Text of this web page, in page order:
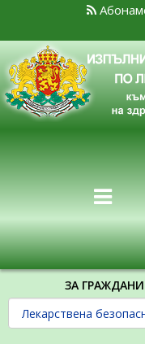
ЗА